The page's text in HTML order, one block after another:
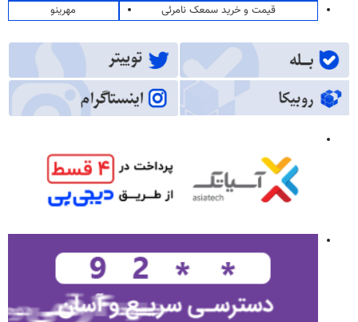
قیمت و خرید سمعک نامرئی
مهرینو